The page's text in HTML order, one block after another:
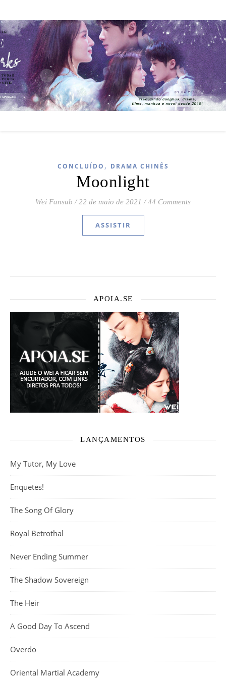
CONCLUÍDO , DRAMA CHINÊS
Moonlight
Wei Fansub / 22 de maio de 2021 / 44 Comments
ASSISTIR
APOIA.SE
LANÇAMENTOS
My Tutor, My Love
Enquetes!
The Song Of Glory
Royal Betrothal
Never Ending Summer
The Shadow Sovereign
The Heir
A Good Day To Ascend
Overdo
Oriental Martial Academy